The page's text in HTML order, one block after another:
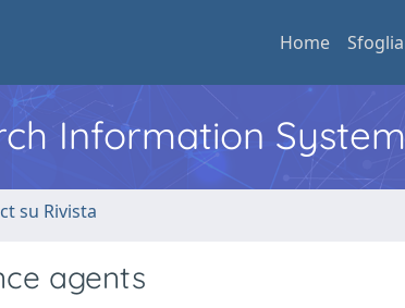
Home Sfoglia
Information System
su Rivista
agents